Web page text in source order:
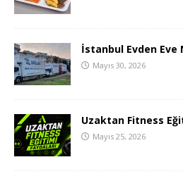
İstanbul Evden Eve
Mayıs 30, 2026
Uzaktan Fitness
Mayıs 25, 2026